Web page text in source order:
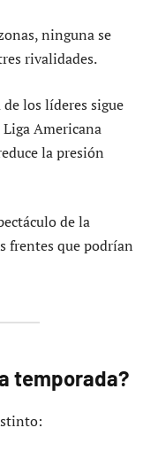
ninguna se
rivalidades.
los líderes sigue
Americana
la presión
de la
frentes que podrían
temporada?